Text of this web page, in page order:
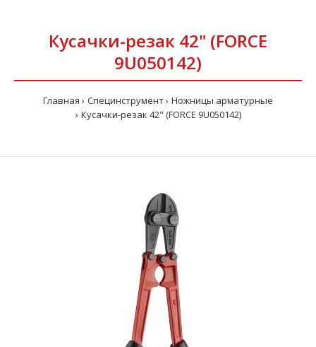
Кусачки-резак 42" (FORCE
9U050142)
Главная Специнструмент
Ножницы арматурные
Кусачки-резак 42" (FORCE 9U050142)